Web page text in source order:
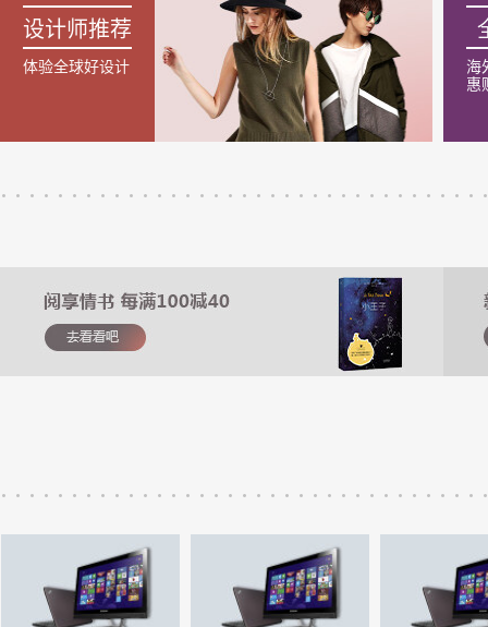
设计师推荐
体验全球好设计
海
惠